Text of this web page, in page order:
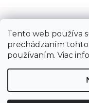
Tento web používa
prechádzaním
používaním. Viac
Kontakt